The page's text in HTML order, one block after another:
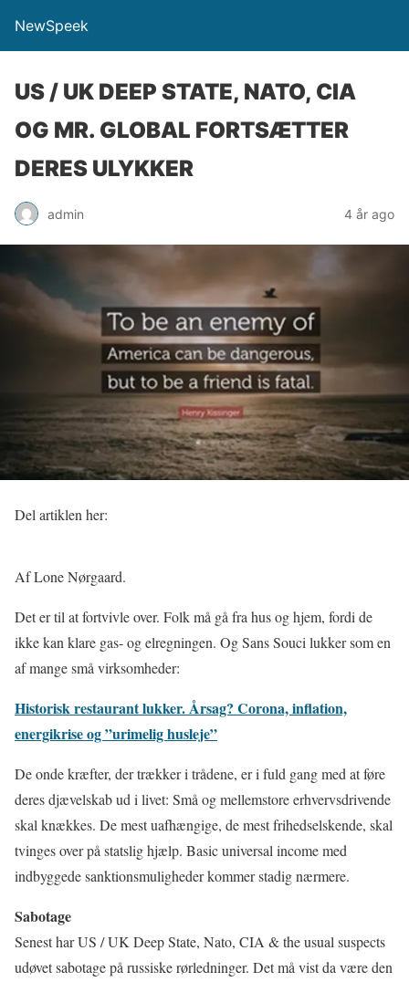
NewSpeek
US / UK DEEP STATE, NATO, CIA
OG MR. GLOBAL FORTSÆTTER
DERES ULYKKER
admin 4 år ago
Del artiklen her:
Af Lone Nørgaard.
Det er til at fortvivle over. Folk må gå fra hus og hjem, fordi de
ikke kan klare gas- og elregningen. Og Sans Souci lukker som en
af mange små virksomheder:
Historisk restaurant lukker. Årsag? Corona, inflation,
energikrise og ”urimelig husleje”
De onde kræfter, der trækker i trådene, er i fuld gang med at føre
deres djævelskab ud i livet: Små og mellemstore erhvervsdrivende
skal knækkes. De mest uafhængige, de mest frihedselskende, skal
tvinges over på statslig hjælp. Basic universal income med
indbyggede sanktionsmuligheder kommer stadig nærmere.
Sabotage
Senest har US / UK Deep State, Nato, CIA & the usual suspects
udøvet sabotage på russiske rørledninger. Det må vist da være den